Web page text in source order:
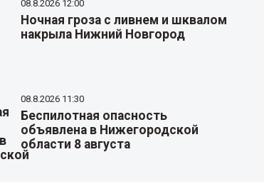
08.8.2026 12:00
Ночная гроза с ливнем и шквалом
накрыла Нижний Новгород
08.8.2026 11:30
Беспилотная опасность
объявлена в Нижегородской
области 8 августа